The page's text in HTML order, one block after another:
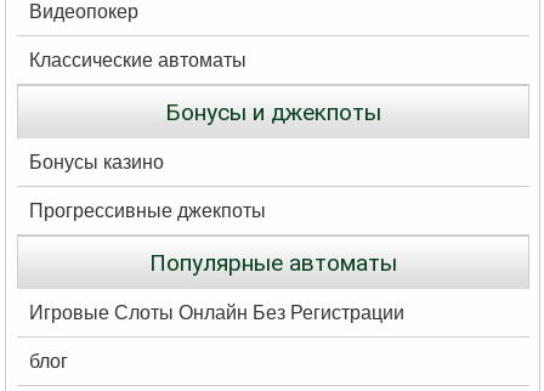
Видеопокер
Классические автоматы
Бонусы и джекпоты
Бонусы казино
Прогрессивные джекпоты
Популярные автоматы
Игровые Слоты Онлайн Без Регистрации
блог